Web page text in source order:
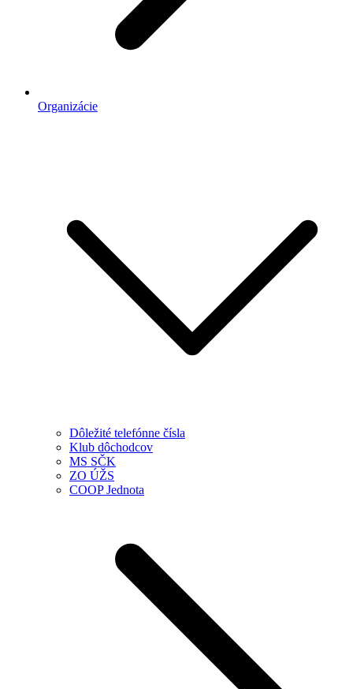
Organizácie
Dôležité telefónne čísla
Klub dôchodcov
MS SČK
ZO ÚŽS
COOP Jednota